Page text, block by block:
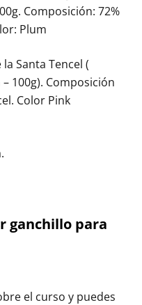
Composición: 72%
Plum
Santa Tencel (
100g). Composición
Color Pink
ganchillo para
el curso y puedes